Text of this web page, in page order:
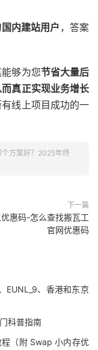
内建站用户 ，答案
够为您节省大量后
真正实现业务增长
线上项目成功的一
个方案好？2025年终
下一篇
惠码-怎么查找搬瓦工
官网优惠码
EUNL_9、香港和东京
科普指南
（附 Swap 小内存优